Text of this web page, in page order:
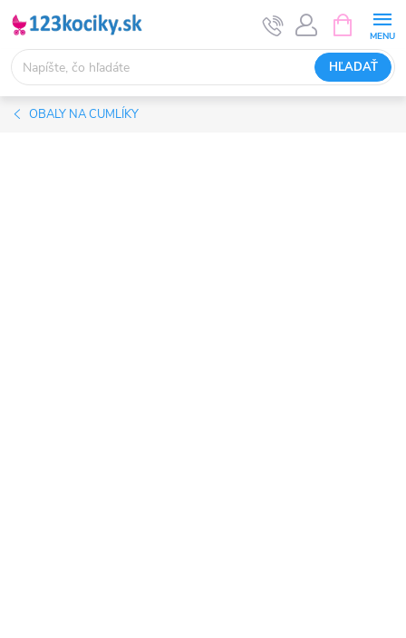
Prejsť
obsah
HĽADAŤ
KOŠÍK
OBALY NA CUMLÍKY